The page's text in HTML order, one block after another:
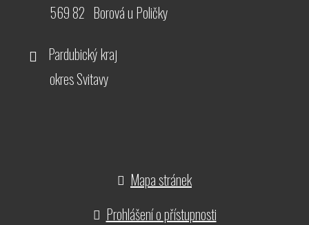
569 82 Borová u Poličky
Pardubický kraj
okres Svitavy
Mapa stránek
Prohlášení o přístupnosti